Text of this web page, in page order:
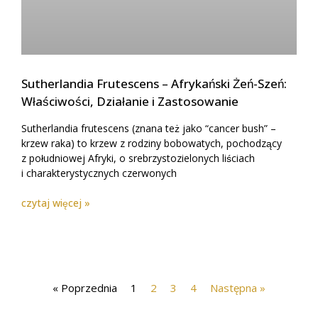
Sutherlandia Frutescens – Afrykański Żeń-Szeń:
Właściwości, Działanie i Zastosowanie
Sutherlandia frutescens (znana też jako “cancer bush” –
krzew raka) to krzew z rodziny bobowatych, pochodzący
z południowej Afryki, o srebrzystozielonych liściach
i charakterystycznych czerwonych
czytaj więcej »
« Poprzednia 1 2 3 4 Następna »